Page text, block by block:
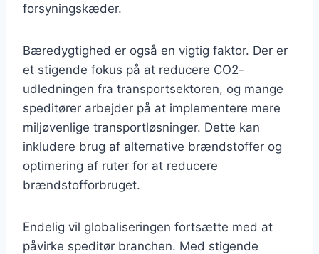
forsyningskæder.
Bæredygtighed er også en vigtig faktor. Der er
et stigende fokus på at reducere CO2-
udledningen fra transportsektoren, og mange
speditører arbejder på at implementere mere
miljøvenlige transportløsninger. Dette kan
inkludere brug af alternative brændstoffer og
optimering af ruter for at reducere
brændstofforbruget.
Endelig vil globaliseringen fortsætte med at
påvirke speditør branchen. Med stigende